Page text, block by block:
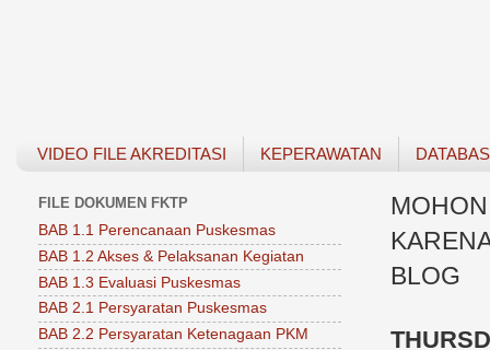
VIDEO FILE AKREDITASI KEPERAWATAN
BLOG
FILE DOKUMEN FKTP
BAB 1.1 Perencanaan Puskesmas
BAB 1.2 Akses & Pelaksanan Kegiatan
BAB 1.3 Evaluasi Puskesmas
BAB 2.1 Persyaratan Puskesmas
BAB 2.2 Persyaratan Ketenagaan PKM